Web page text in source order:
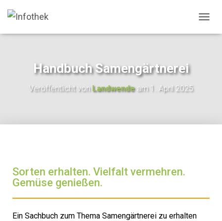
A
Handbuch Samengärtnerei
Veröffentlicht vonLandwendeam 1. April 2025
Sorten erhalten. Vielfalt vermehren.
Gemüse genießen.
Ein Sachbuch zum Thema Samengärtnerei zu erhalten